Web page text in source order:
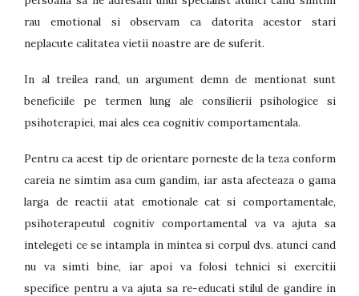
rau emotional si observam ca datorita acestor stari
neplacute calitatea vietii noastre are de suferit.
In al treilea rand, un argument demn de mentionat sunt
beneficiile pe termen lung ale consilierii psihologice si
psihoterapiei, mai ales cea cognitiv comportamentala.
Pentru ca acest tip de orientare porneste de la teza conform
careia ne simtim asa cum gandim, iar asta afecteaza o gama
larga de reactii atat emotionale cat si comportamentale,
psihoterapeutul cognitiv comportamental va va ajuta sa
intelegeti ce se intampla in mintea si corpul dvs. atunci cand
nu va simti bine, iar apoi va folosi tehnici si exercitii
specifice pentru a va ajuta sa re-educati stilul de gandire in